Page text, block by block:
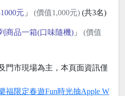
元 」 (價值1,000元)(共3名)
商品一箱(口味隨機)」 (價值
門市現場為主，本頁面資訊僅
福限定春遊Fun時光抽Apple W